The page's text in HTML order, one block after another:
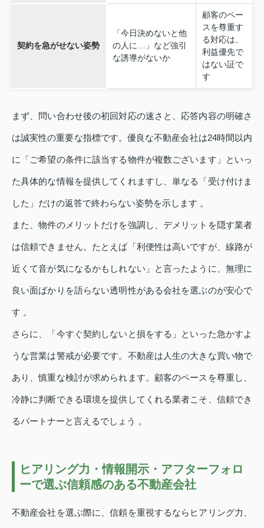
契約を急がせない姿勢
「今日決めないと他
の人に…」など強引
な誘導がないか
顧客のペー
スを尊重す
る対応は、
利益優先で
はない証で
す
まず、問い合わせ後の初回対応の速さと、応答内容の明確さ
は誠実性の重要な指標です。優良な不動産会社は24時間以内
に「ご希望の条件に該当する物件が複数ございます」といっ
た具体的な情報を提供してくれますし、単なる「受け付けま
した」だけの返答で終わらない姿勢を示します 。
また、物件のメリットだけを強調し、デメリットを隠す業者
は信頼できません。たとえば「利便性は高いですが、線路が
近くて音が気になるかもしれない」と言ったように、無理に
良い面ばかりを語らない透明性がある会社を選ぶのが安心で
す 。
さらに、「今すぐ契約しないと損をする」といった急かすよ
うな営業は警戒が必要です。不動産は人生の大きな買い物で
あり、慎重な検討が求められます。顧客のペースを尊重し、
冷静に判断できる環境を提供してくれる業者こそ、信頼でき
るパートナーと言えるでしょう 。
ヒアリング力・情報開示・アフターフォロ
ーで選ぶ信頼感のある不動産会社
不動産会社を選ぶ際に、信頼を重視するならヒアリング力、